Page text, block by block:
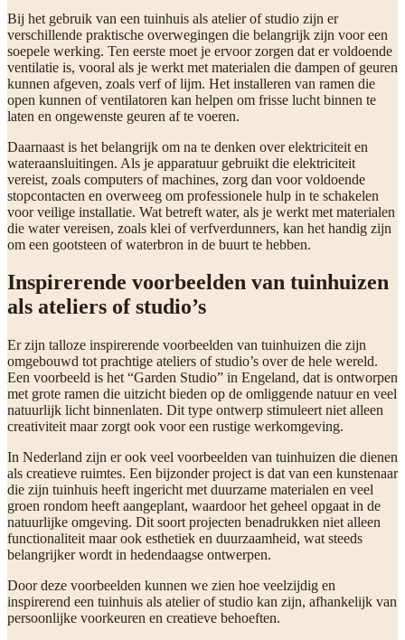
Bij het gebruik van een tuinhuis als atelier of studio zijn er
verschillende praktische overwegingen die belangrijk zijn voor een
soepele werking. Ten eerste moet je ervoor zorgen dat er voldoende
ventilatie is, vooral als je werkt met materialen die dampen of geuren
kunnen afgeven, zoals verf of lijm. Het installeren van ramen die
open kunnen of ventilatoren kan helpen om frisse lucht binnen te
laten en ongewenste geuren af te voeren.
Daarnaast is het belangrijk om na te denken over elektriciteit en
wateraansluitingen. Als je apparatuur gebruikt die elektriciteit
vereist, zoals computers of machines, zorg dan voor voldoende
stopcontacten en overweeg om professionele hulp in te schakelen
voor veilige installatie. Wat betreft water, als je werkt met materialen
die water vereisen, zoals klei of verfverdunners, kan het handig zijn
om een gootsteen of waterbron in de buurt te hebben.
Inspirerende voorbeelden van tuinhuizen
als ateliers of studio’s
Er zijn talloze inspirerende voorbeelden van tuinhuizen die zijn
omgebouwd tot prachtige ateliers of studio’s over de hele wereld.
Een voorbeeld is het “Garden Studio” in Engeland, dat is ontworpen
met grote ramen die uitzicht bieden op de omliggende natuur en veel
natuurlijk licht binnenlaten. Dit type ontwerp stimuleert niet alleen
creativiteit maar zorgt ook voor een rustige werkomgeving.
In Nederland zijn er ook veel voorbeelden van tuinhuizen die dienen
als creatieve ruimtes. Een bijzonder project is dat van een kunstenaar
die zijn tuinhuis heeft ingericht met duurzame materialen en veel
groen rondom heeft aangeplant, waardoor het geheel opgaat in de
natuurlijke omgeving. Dit soort projecten benadrukken niet alleen
functionaliteit maar ook esthetiek en duurzaamheid, wat steeds
belangrijker wordt in hedendaagse ontwerpen.
Door deze voorbeelden kunnen we zien hoe veelzijdig en
inspirerend een tuinhuis als atelier of studio kan zijn, afhankelijk van
persoonlijke voorkeuren en creatieve behoeften.